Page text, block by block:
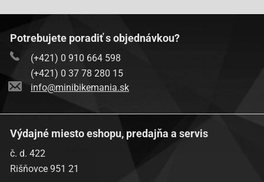
Benzhou-City Star (YY50QT)
Benzhou-Formula 2000 (YY50QT-6A)
Benzhou-Formula One (YY50QT-6)
Buffalo Wind 50
Potrebujete poradiť s objednávkou?
(+421) 0 910 664 598
(+421) 0 37 78 280 15
info@minibikemania.sk
Výdajné miesto eshopu, predajňa a servis
č. d. 422
Rišňovce 951 21